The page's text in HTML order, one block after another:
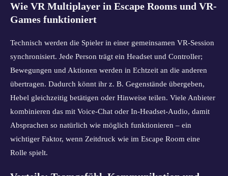
Wie VR Multiplayer in Escape Rooms und VR-
Games funktioniert
Technisch werden die Spieler in einer gemeinsamen VR-Session
synchronisiert. Jede Person trägt ein Headset und Controller;
Bewegungen und Aktionen werden in Echtzeit an die anderen
übertragen. Dadurch könnt ihr z. B. Gegenstände übergeben,
Hebel gleichzeitig betätigen oder Hinweise teilen. Viele Anbieter
kombinieren das mit Voice-Chat oder In-Headset-Audio, damit
Absprachen so natürlich wie möglich funktionieren – ein
wichtiger Faktor, wenn Zeitdruck wie im Escape Room eine
Rolle spielt.